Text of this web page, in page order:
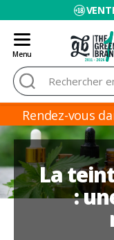
Menu
Rechercher :
Rendez-vous
La
: